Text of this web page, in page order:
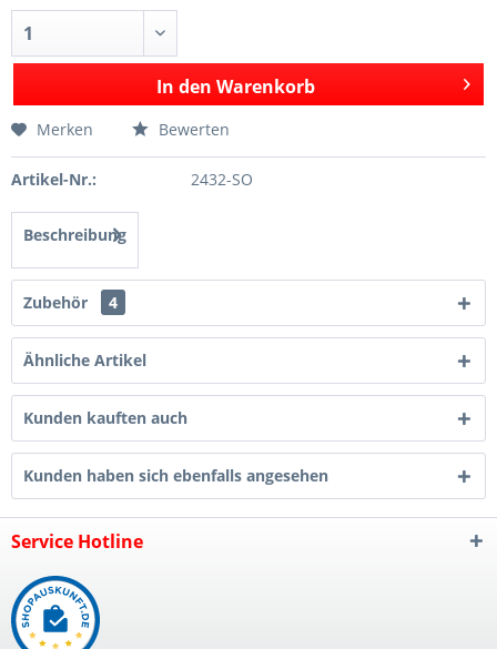
In den Warenkorb
Merken Bewerten
Artikel-Nr.: 2432-SO
Beschreibung
Zubehör 4
Ähnliche Artikel
Kunden kauften auch
Kunden haben sich ebenfalls angesehen
Service Hotline